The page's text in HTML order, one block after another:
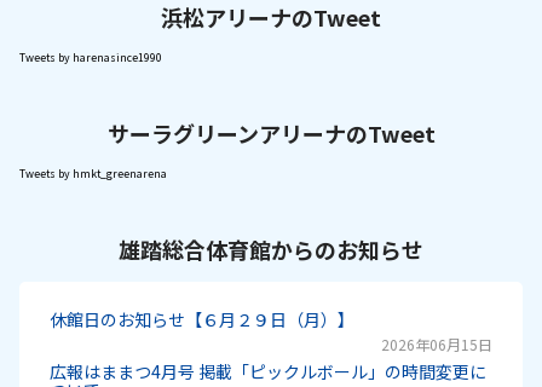
浜松アリーナのTweet
Tweets by harenasince1990
サーラグリーンアリーナのTweet
Tweets by hmkt_greenarena
雄踏総合体育館からのお知らせ
休館日のお知らせ【６月２９日（月）】
2026年06月15日
広報はままつ4月号 掲載「ピックルボール」の時間変更に